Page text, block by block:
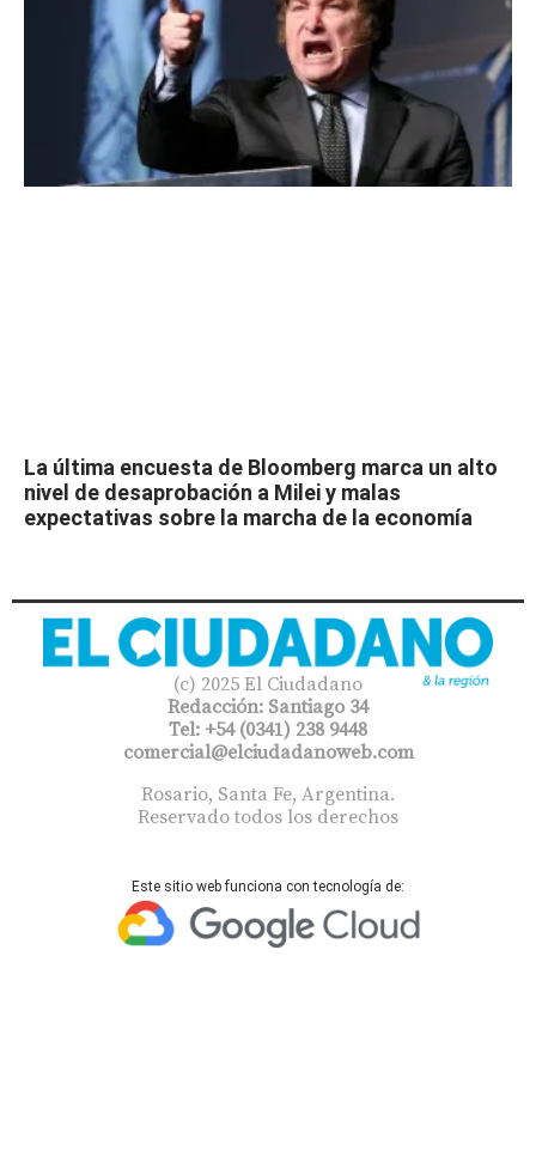
La última encuesta de Bloomberg marca un alto
nivel de desaprobación a Milei y malas
expectativas sobre la marcha de la economía
(c) 2025 El Ciudadano
Redacción: Santiago 34
Tel: +54 (0341) 238 9448
comercial@elciudadanoweb.com​
Rosario, Santa Fe, Argentina.
Reservado todos los derechos
Este sitio web funciona con tecnología de: